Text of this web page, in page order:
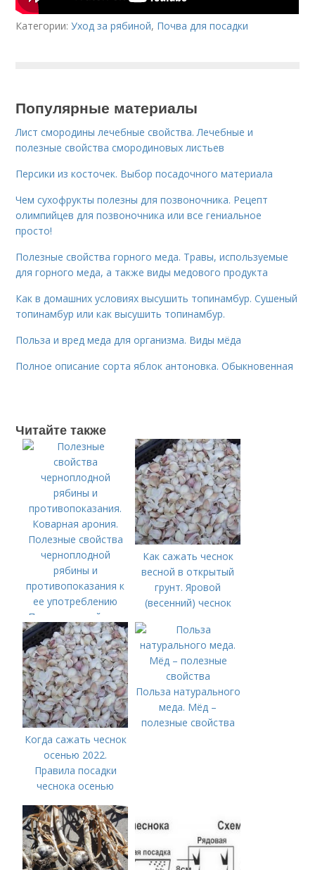
Категории:Уход за рябиной, Почва для посадки
Популярные материалы
Лист смородины лечебные свойства. Лечебные и
полезные свойства смородиновых листьев
Персики из косточек. Выбор посадочного материала
Чем сухофрукты полезны для позвоночника. Рецепт
олимпийцев для позвоночника или все гениальное
просто!
Полезные свойства горного меда. Травы, используемые
для горного меда, а также виды медового продукта
Как в домашних условиях высушить топинамбур. Сушеный
топинамбур или как высушить топинамбур.
Польза и вред меда для организма. Виды мёда
Полное описание сорта яблок антоновка. Обыкновенная
Читайте также
Полезные свойства
черноплодной
рябины и
противопоказания.
Коварная арония.
Полезные свойства
черноплодной
рябины и
противопоказания к
ее употреблению
Как сажать чеснок
весной в открытый
грунт. Яровой
(весенний) чеснок
Когда сажать чеснок
осенью 2022.
Правила посадки
чеснока осенью
Польза натурального
меда. Мёд –
полезные свойства